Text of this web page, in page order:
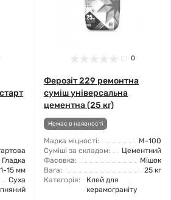
Гладка
1-15 мм
Суха
0
Ферозіт 229 ремонтна
суміш універсальна
цементна (25 кг)
Немає в наявності
Марка міцності:
М-100
Суміші за складом:
Цементний
Фасовка:
Мішок
Вага:
25 кг
Категорія:
Клей для
керамограніту